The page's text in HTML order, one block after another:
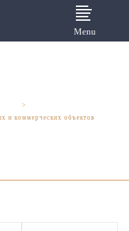
Menu
>
и коммерческих объектов